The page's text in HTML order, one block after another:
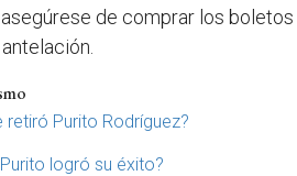
de comprar los boletos
retiró Purito Rodríguez?
logró su éxito?